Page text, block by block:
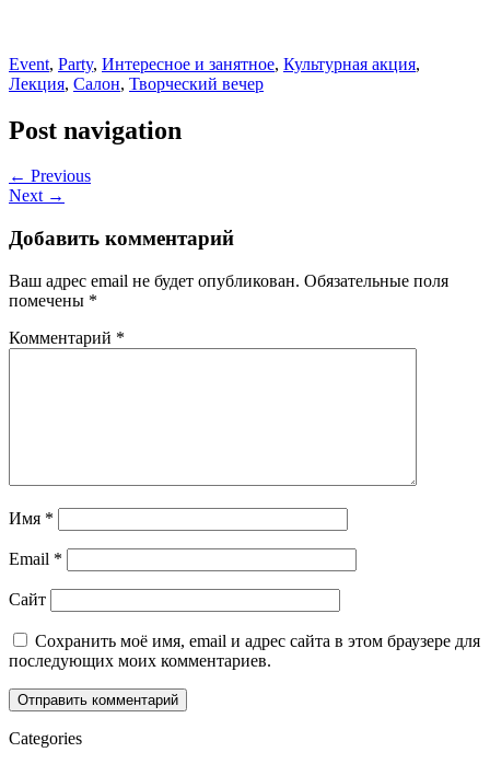
Event, Party, Интересное и занятное, Культурная акция,
Лекция, Салон, Творческий вечер
Post navigation
← Previous
Next →
Добавить комментарий
Ваш адрес email не будет опубликован. Обязательные поля
помечены *
Комментарий *
Имя *
Email *
Сайт
Сохранить моё имя, email и адрес сайта в этом браузере для
последующих моих комментариев.
Categories